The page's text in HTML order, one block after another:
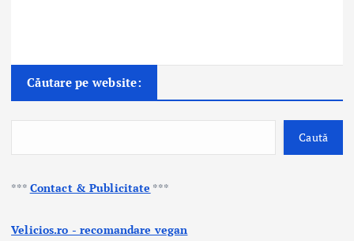
Căutare pe website:
Caută
*** Contact & Publicitate ***
Velicios.ro - recomandare vegan